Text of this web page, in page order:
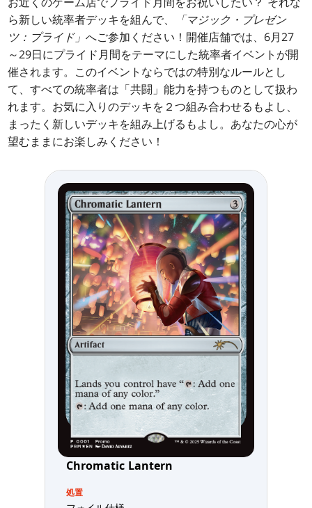
ら新しい統率者デッキを組んで、
「マジック・プレゼン
ツ：プライド」へご参加ください！開催店舗では、6月27
～29日にプライド月間をテーマにした統率者イベントが開
催されます。このイベントならではの特別なルールとし
て、すべての統率者は「共闘」能力を持つものとして扱わ
れます。お気に入りのデッキを２つ組み合わせるもよし、
まったく新しいデッキを組み上げるもよし。あなたの心が
望むままにお楽しみください！
Chromatic Lantern
処置